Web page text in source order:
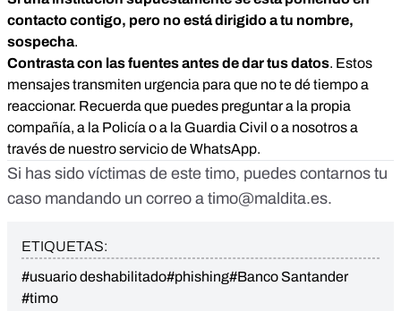
contacto contigo, pero no está dirigido a tu nombre,
sospecha.
Contrasta con las fuentes antes de dar tus datos. Estos
mensajes transmiten urgencia para que no te dé tiempo a
reaccionar. Recuerda que puedes preguntar a la propia
compañía, a la Policía o a la Guardia Civil o a nosotros a
través de nuestro servicio de WhatsApp.
Si has sido víctimas de este timo, puedes contarnos tu
caso mandando un correo a timo@maldita.es.
ETIQUETAS:
#usuario deshabilitado#phishing#Banco Santander
#timo